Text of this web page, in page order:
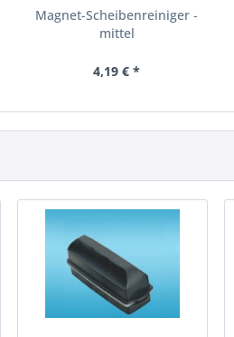
Magnet-Scheibenreiniger -
mittel
4,19 € *